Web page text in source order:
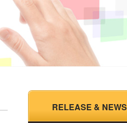
RELEASE & NEWS